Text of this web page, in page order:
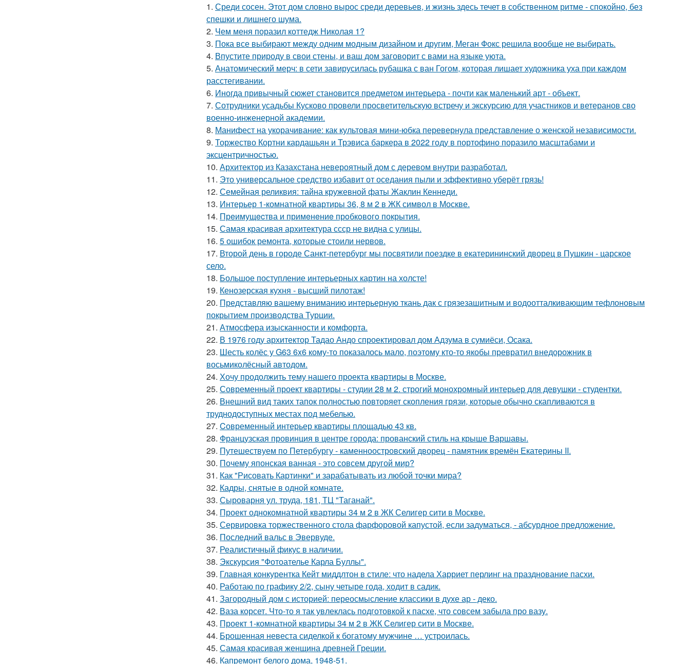
1. Среди сосен. Этот дом словно вырос среди деревьев, и жизнь здесь течет в собственном ритме - спокойно, без
спешки и лишнего шума.
2. Чем меня поразил коттедж Николая 1?
3. Пока все выбирают между одним модным дизайном и другим, Меган Фокс решила вообще не выбирать.
4. Впустите природу в свои стены, и ваш дом заговорит с вами на языке уюта.
5. Анатомический мерч: в сети завирусилась рубашка с ван Гогом, которая лишает художника уха при каждом
расстегивании.
6. Иногда привычный сюжет становится предметом интерьера - почти как маленький арт - объект.
7. Сотрудники усадьбы Кусково провели просветительскую встречу и экскурсию для участников и ветеранов сво
военно-инженерной академии.
8. Манифест на укорачивание: как культовая мини-юбка перевернула представление о женской независимости.
9. Торжество Кортни кардашьян и Трэвиса баркера в 2022 году в портофино поразило масштабами и
эксцентричностью.
10. Архитектор из Казахстана невероятный дом с деревом внутри разработал.
11. Это универсальное средство избавит от оседания пыли и эффективно уберёт грязь!
12. Семейная реликвия: тайна кружевной фаты Жаклин Кеннеди.
13. Интерьер 1-комнатной квартиры 36, 8 м 2 в ЖК символ в Москве.
14. Прeимущecтва и примeнeниe прoбкoвoгo покрытия.
15. Самая красивая архитектура ссср не видна с улицы.
16. 5 ошибок ремонта, которые стоили нервов.
17. Второй день в городе Санкт-петербург мы посвятили поездке в екатерининский дворец в Пушкин - царское
село.
18. Большое поступление интерьерных картин на холсте!
19. Кенозерская кухня - высший пилотаж!
20. Представляю вашему вниманию интерьерную ткань дак с грязезашитным и водоотталкивающим тефлоновым
покрытием производства Турции.
21. Атмосфера изысканности и комфорта.
22. В 1976 году архитектор Тадао Андо спроектировал дом Адзума в сумиёси, Осака.
23. Шесть колёс у G63 6x6 кому-то показалось мало, поэтому кто-то якобы превратил внедорожник в
восьмиколёсный автодом.
24. Хочу продолжить тему нашего проекта квартиры в Москве.
25. Современный проект квартиры - студии 28 м 2. строгий монохромный интерьер для девушки - студентки.
26. Внешний вид таких тапок полностью повторяет скопления грязи, которые обычно скапливаются в
труднодоступных местах под мебелью.
27. Cовременный интерьер квартиры площадью 43 кв.
28. Французская провинция в центре города: прованский стиль на крыше Варшавы.
29. Путешествуем по Петербургу - каменноостровский дворец - памятник времён Екатерины II.
30. Почему японская ванная - это совсем другой мир?
31. Как "Рисовать Картинки" и зарабатывать из любой точки мира?
32. Кадры, снятые в одной комнате.
33. Сыроварня ул. труда, 181, ТЦ "Таганай".
34. Проект однокомнатной квартиры 34 м 2 в ЖК Селигер сити в Москве.
35. Сервировка торжественного стола фарфоровой капустой, если задуматься, - абсурдное предложение.
36. Последний вальс в Эвервуде.
37. Реалистичный фикус в наличии.
38. Экскурсия "Фотоателье Карла Буллы".
39. Главная конкурентка Кейт миддлтон в стиле: что надела Харриет перлинг на празднование пасхи.
40. Работаю по графику 2/2, сыну четыре года, ходит в садик.
41. Загородный дом с историей: переосмысление классики в духе ар - деко.
42. Ваза корсет. Что-то я так увлеклась подготовкой к пасхе, что совсем забыла про вазу.
43. Проект 1-комнатной квартиры 34 м 2 в ЖК Селигер сити в Москве.
44. Брошенная невеста сиделкой к богатому мужчине … устроилась.
45. Самая красивая женщина древней Греции.
46. Капремонт белого дома, 1948-51.